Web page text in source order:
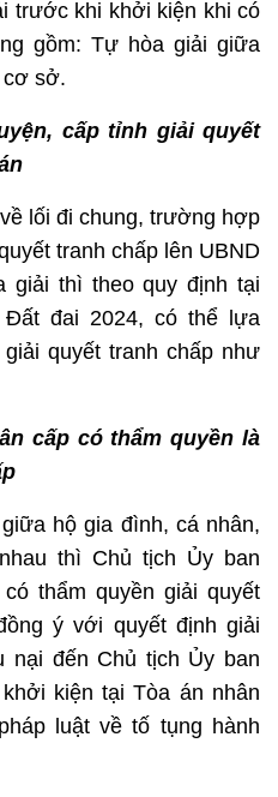
trước khi khởi kiện khi có
gồm: Tự hòa giải giữa
cơ sở.
cấp tỉnh giải quyết
lối đi chung, trường hợp
tranh chấp lên UBND
giải thì theo quy định tại
đai 2024, có thể lựa
quyết tranh chấp như
cấp có thẩm quyền là
hộ gia đình, cá nhân,
thì Chủ tịch Ủy ban
thẩm quyền giải quyết
ý với quyết định giải
nại đến Chủ tịch Ủy ban
kiện tại Tòa án nhân
luật về tố tụng hành